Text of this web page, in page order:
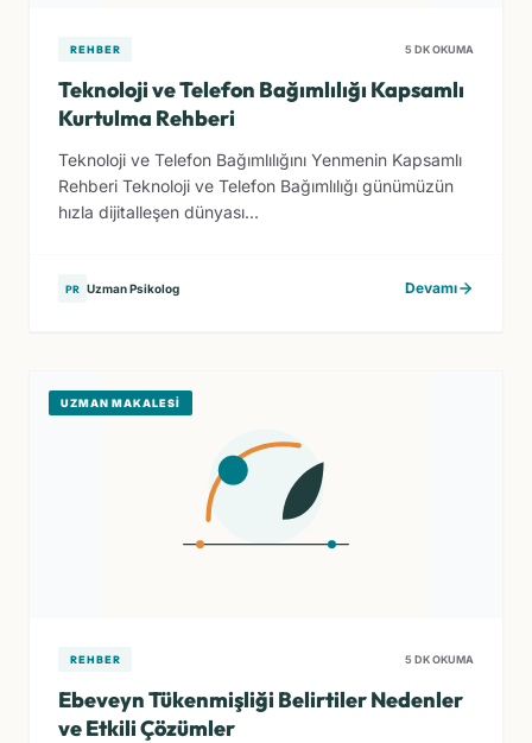
REHBER 5 DK OKUMA
Teknoloji ve Telefon Bağımlılığı Kapsamlı
Kurtulma Rehberi
Teknoloji ve Telefon Bağımlılığını Yenmenin Kapsamlı
Rehberi Teknoloji ve Telefon Bağımlılığı günümüzün
hızla dijitalleşen dünyası...
PR Uzman Psikolog Devamı
UZMAN MAKALESI
REHBER 5 DK OKUMA
Ebeveyn Tükenmişliği Belirtiler Nedenler
ve Etkili Çözümler